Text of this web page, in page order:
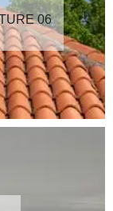
06